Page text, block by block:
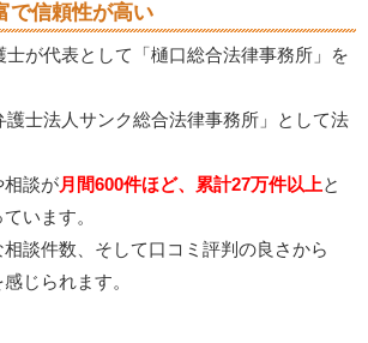
で信頼性が高い
士が代表として「樋口総合法律事務所」を
護士法人サンク総合法律事務所」として法
相談が月間600件ほど、累計27万件以上と
います。
談件数、そして口コミ評判の良さから
じられます。